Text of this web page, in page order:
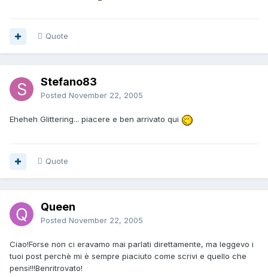
Quote
Stefano83
Posted November 22, 2005
Eheheh Glittering... piacere e ben arrivato qui
Quote
Queen
Posted November 22, 2005
Ciao!Forse non ci eravamo mai parlati direttamente, ma leggevo i
tuoi post perchè mi è sempre piaciuto come scrivi e quello che
pensi!!!Benritrovato!